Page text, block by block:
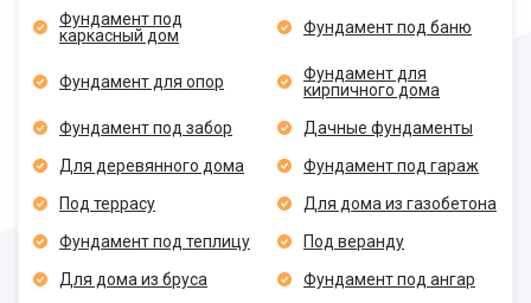
Фундамент под
каркасный дом
Фундамент под баню
Фундамент для опор
Фундамент для
кирпичного дома
Фундамент под забор
Дачные фундаменты
Для деревянного дома
Фундамент под гараж
Под террасу
Для дома из газобетона
Фундамент под теплицу
Под веранду
Для дома из бруса
Фундамент под ангар